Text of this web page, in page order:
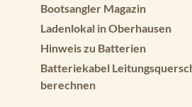
Bootsangler Magazin
Ladenlokal in Oberhausen
Hinweis zu Batterien
Batteriekabel
berechnen